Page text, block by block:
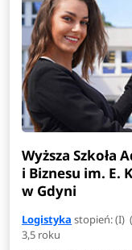
Wyższa Szkoła
i Biznesu im. E.
w Gdyni
Logistyka stopień: (I)
3,5 roku